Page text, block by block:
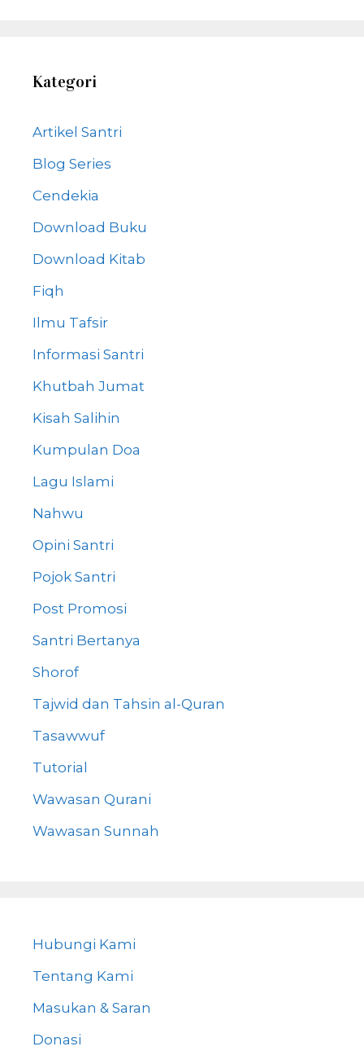
Kategori
Artikel Santri
Blog Series
Cendekia
Download Buku
Download Kitab
Fiqh
Ilmu Tafsir
Informasi Santri
Khutbah Jumat
Kisah Salihin
Kumpulan Doa
Lagu Islami
Nahwu
Opini Santri
Pojok Santri
Post Promosi
Santri Bertanya
Shorof
Tajwid dan Tahsin al-Quran
Tasawwuf
Tutorial
Wawasan Qurani
Wawasan Sunnah
Hubungi Kami
Tentang Kami
Masukan & Saran
Donasi